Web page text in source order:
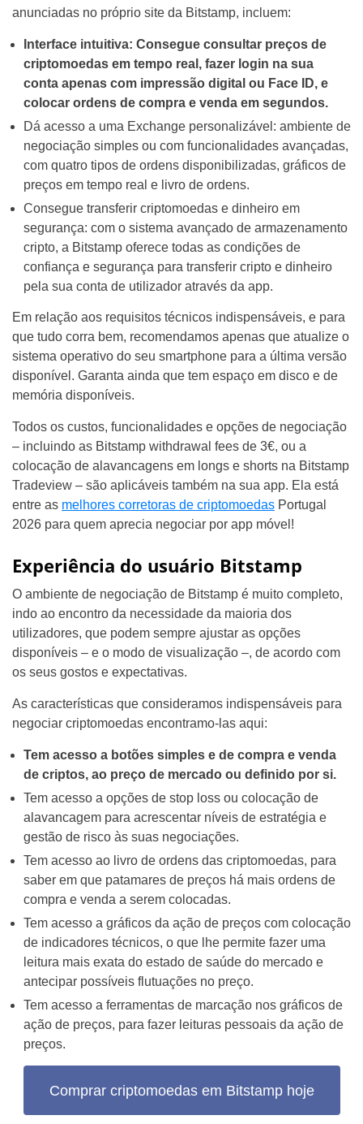
anunciadas no próprio site da Bitstamp, incluem:
Interface intuitiva: Consegue consultar preços de
criptomoedas em tempo real, fazer login na sua
conta apenas com impressão digital ou Face ID, e
colocar ordens de compra e venda em segundos.
Dá acesso a uma Exchange personalizável: ambiente de
negociação simples ou com funcionalidades avançadas,
com quatro tipos de ordens disponibilizadas, gráficos de
preços em tempo real e livro de ordens.
Consegue transferir criptomoedas e dinheiro em
segurança: com o sistema avançado de armazenamento
cripto, a Bitstamp oferece todas as condições de
confiança e segurança para transferir cripto e dinheiro
pela sua conta de utilizador através da app.
Em relação aos requisitos técnicos indispensáveis, e para
que tudo corra bem, recomendamos apenas que atualize o
sistema operativo do seu smartphone para a última versão
disponível. Garanta ainda que tem espaço em disco e de
memória disponíveis.
Todos os custos, funcionalidades e opções de negociação
– incluindo as Bitstamp withdrawal fees de 3€, ou a
colocação de alavancagens em longs e shorts na Bitstamp
Tradeview – são aplicáveis também na sua app. Ela está
entre as melhores corretoras de criptomoedas Portugal
2026 para quem aprecia negociar por app móvel!
Experiência do usuário Bitstamp
O ambiente de negociação de Bitstamp é muito completo,
indo ao encontro da necessidade da maioria dos
utilizadores, que podem sempre ajustar as opções
disponíveis – e o modo de visualização –, de acordo com
os seus gostos e expectativas.
As características que consideramos indispensáveis para
negociar criptomoedas encontramo-las aqui:
Tem acesso a botões simples e de compra e venda
de criptos, ao preço de mercado ou definido por si.
Tem acesso a opções de stop loss ou colocação de
alavancagem para acrescentar níveis de estratégia e
gestão de risco às suas negociações.
Tem acesso ao livro de ordens das criptomoedas, para
saber em que patamares de preços há mais ordens de
compra e venda a serem colocadas.
Tem acesso a gráficos da ação de preços com colocação
de indicadores técnicos, o que lhe permite fazer uma
leitura mais exata do estado de saúde do mercado e
antecipar possíveis flutuações no preço.
Tem acesso a ferramentas de marcação nos gráficos de
ação de preços, para fazer leituras pessoais da ação de
preços.
Comprar criptomoedas em Bitstamp hoje